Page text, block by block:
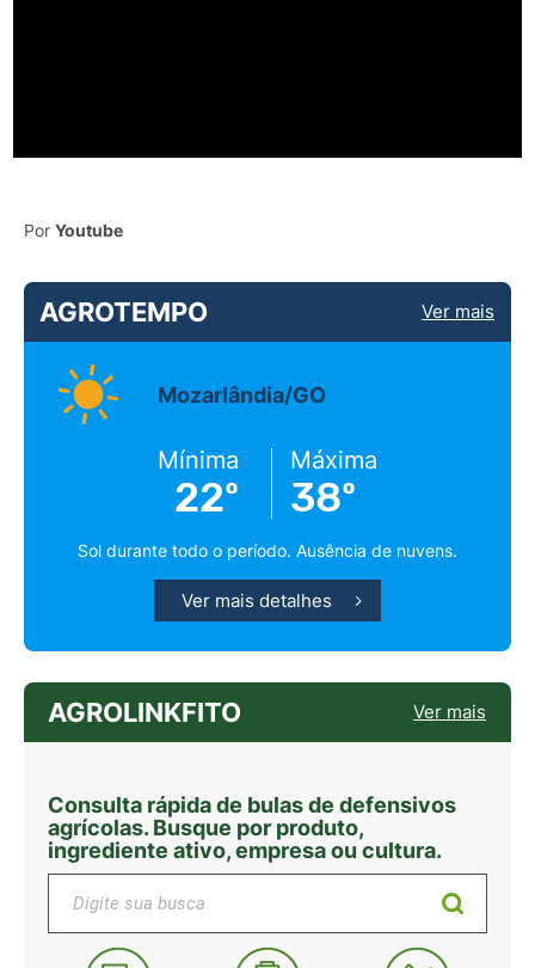
Por Youtube
AGROTEMPO Ver mais
Mozarlândia/GO
Mínima
22º
Máxima
38º
Sol durante todo o período. Ausência de nuvens.
Ver mais detalhes
AGROLINKFITO Ver mais
Consulta rápida de bulas de defensivos
agrícolas. Busque por produto,
ingrediente ativo, empresa ou cultura.